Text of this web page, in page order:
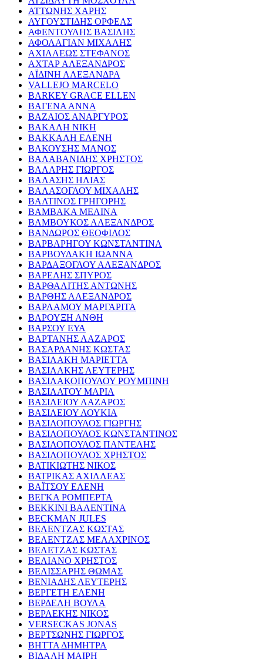
ΑΤΤΩΝΗΣ ΧΑΡΗΣ
ΑΥΓΟΥΣΤΙΔΗΣ ΟΡΦΕΑΣ
ΑΦΕΝΤΟΥΛΗΣ ΒΑΣΙΛΗΣ
ΑΦΟΛΑΓΙΑΝ ΜΙΧΑΛΗΣ
ΑΧΙΛΛΕΩΣ ΣΤΕΦΑΝΟΣ
ΑΧΤΑΡ ΑΛΕΞΑΝΔΡΟΣ
ΑΪΔΙΝΗ ΑΛΕΞΑΝΔΡΑ
VALLEJO MARCELO
BARKEY GRACE ELLEN
ΒΑΓΕΝΑ ΑΝΝΑ
ΒΑΖΑΙΟΣ ΑΝΑΡΓΥΡΟΣ
ΒΑΚΑΛΗ ΝΙΚΗ
ΒΑΚΚΑΛΗ ΕΛΕΝΗ
ΒΑΚΟΥΣΗΣ ΜΑΝΟΣ
ΒΑΛΑΒΑΝΙΔΗΣ ΧΡΗΣΤΟΣ
ΒΑΛΑΡΗΣ ΓΙΩΡΓΟΣ
ΒΑΛΑΣΗΣ ΗΛΙΑΣ
ΒΑΛΑΣΟΓΛΟΥ ΜΙΧΑΛΗΣ
ΒΑΛΤΙΝΟΣ ΓΡΗΓΟΡΗΣ
ΒΑΜΒΑΚΑ ΜΕΛΙΝΑ
ΒΑΜΒΟΥΚΟΣ ΑΛΕΞΑΝΔΡΟΣ
ΒΑΝΔΩΡΟΣ ΘΕΟΦΙΛΟΣ
ΒΑΡΒΑΡΗΓΟΥ ΚΩΝΣΤΑΝΤΙΝΑ
ΒΑΡΒΟΥΔΑΚΗ ΙΩΑΝΝΑ
ΒΑΡΔΑΞΟΓΛΟΥ ΑΛΕΞΑΝΔΡΟΣ
ΒΑΡΕΛΗΣ ΣΠΥΡΟΣ
ΒΑΡΘΑΛΙΤΗΣ ΑΝΤΩΝΗΣ
ΒΑΡΘΗΣ ΑΛΕΞΑΝΔΡΟΣ
ΒΑΡΛΑΜΟΥ ΜΑΡΓΑΡΙΤΑ
ΒΑΡΟΥΞΗ ΑΝΘΗ
ΒΑΡΣΟΥ ΕΥΑ
ΒΑΡΤΑΝΗΣ ΛΑΖΑΡΟΣ
ΒΑΣΑΡΔΑΝΗΣ ΚΩΣΤΑΣ
ΒΑΣΙΛΑΚΗ ΜΑΡΙΕΤΤΑ
ΒΑΣΙΛΑΚΗΣ ΛΕΥΤΕΡΗΣ
ΒΑΣΙΛΑΚΟΠΟΥΛΟΥ ΡΟΥΜΠΙΝΗ
ΒΑΣΙΛΑΤΟΥ ΜΑΡΙΑ
ΒΑΣΙΛΕΙΟΥ ΛΑΖΑΡΟΣ
ΒΑΣΙΛΕΙΟΥ ΛΟΥΚΙΑ
ΒΑΣΙΛΟΠΟΥΛΟΣ ΓΙΩΡΓΗΣ
ΒΑΣΙΛΟΠΟΥΛΟΣ ΚΩΝΣΤΑΝΤΙΝΟΣ
ΒΑΣΙΛΟΠΟΥΛΟΣ ΠΑΝΤΕΛΗΣ
ΒΑΣΙΛΟΠΟΥΛΟΣ ΧΡΗΣΤΟΣ
ΒΑΤΙΚΙΩΤΗΣ ΝΙΚΟΣ
ΒΑΤΡΙΚΑΣ ΑΧΙΛΛΕΑΣ
ΒΑΪΤΣΟΥ ΕΛΕΝΗ
ΒΕΓΚΑ ΡΟΜΠΕΡΤΑ
ΒΕΚΚΙΝΙ ΒΑΛΕΝΤΙΝΑ
BECKMAN JULES
ΒΕΛΕΝΤΖΑΣ ΚΩΣΤΑΣ
ΒΕΛΕΝΤΖΑΣ ΜΕΛΑΧΡΙΝΟΣ
ΒΕΛΕΤΖΑΣ ΚΩΣΤΑΣ
ΒΕΛΙΑΝΟ ΧΡΗΣΤΟΣ
ΒΕΛΙΣΣΑΡΗΣ ΘΩΜΑΣ
ΒΕΝΙΑΔΗΣ ΛΕΥΤΕΡΗΣ
ΒΕΡΓΕΤΗ ΕΛΕΝΗ
ΒΕΡΔΕΛΗ ΒΟΥΛΑ
ΒΕΡΛΕΚΗΣ ΝΙΚΟΣ
VERSECKAS JONAS
ΒΕΡΤΣΩΝΗΣ ΓΙΩΡΓΟΣ
ΒΗΤΤΑ ΔΗΜΗΤΡΑ
ΒΙΔΑΛΗ ΜΑΙΡΗ